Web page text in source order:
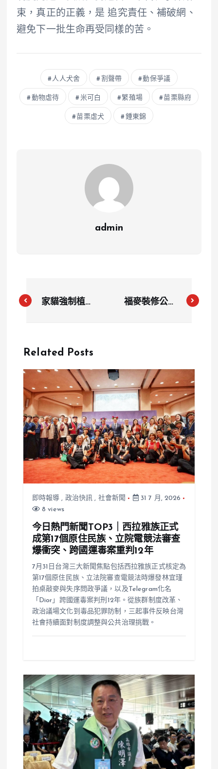
束，真正的正義，是 追究責任、補破網、
避免下一批生命再受同樣的苦。
人人犬舍 割聲帶 動保爭議
動物虐待 米可白 繁殖場 苗栗縣府
苗栗虐犬 鍾東錦
admin
家貓強制植入
高罰1.5萬元
福麥裝修公司
批發
Related Posts
即時報導 , 政治快訊 , 社會新聞
31 7 月, 2026
8 views
今日熱門新聞TOP3｜西拉雅族正式
成第17個原住民族、立院電競法審查
爆衝突、跨國運毒案重判12年
7月31日台灣三大新聞焦點包括西拉雅族正式核定為
第17個原住民族、立法院審查電競法時爆發林宜瑾
拍桌敲麥與失序問政爭議，以及Telegram化名
「Dior」跨國運毒案判刑12年。從族群制度改革、
政治議場文化到毒品犯罪防制，三起事件反映台灣
社會持續面對制度調整與公共治理挑戰。